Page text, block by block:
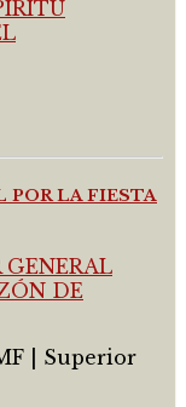
POR LA FIESTA
| Superior